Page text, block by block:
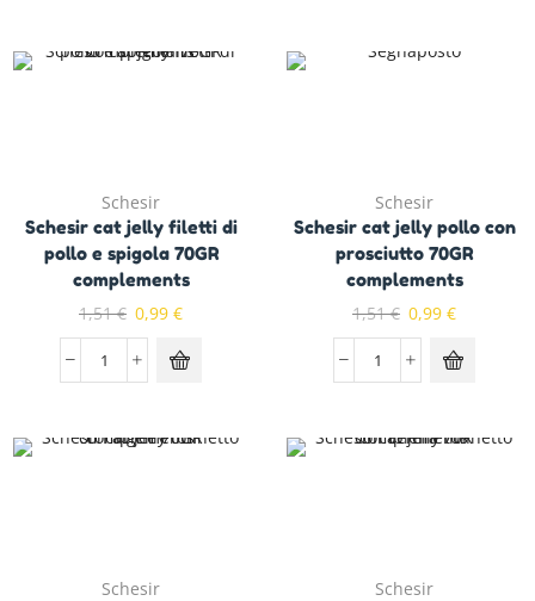
Schesir
Schesir cat jelly filetti di
pollo e spigola 70GR
complements
1,51€ 0,99 €
Schesir
Schesir cat jelly pollo con
prosciutto 70GR
complements
1,51€ 0,99 €
Schesir Schesir